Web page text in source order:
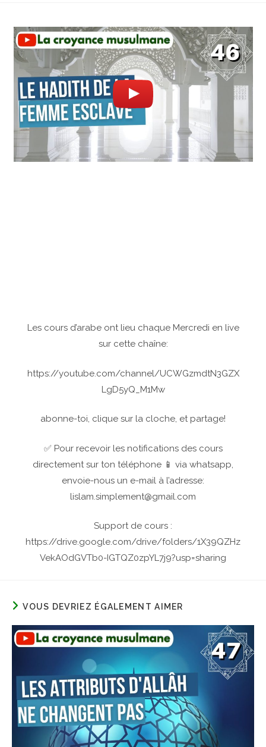
Les cours d’arabe ont lieu chaque Mercredi en live
sur cette chaîne:
https://youtube.com/channel/UCWGzmdtN3GZX
LgD5yQ_M1Mw
abonne-toi, clique sur la cloche, et partage!
✅ Pour recevoir les notifications des cours
directement sur ton téléphone 📱 via whatsapp,
envoie-nous un e-mail à l’adresse:
lislam.simplement@gmail.com
Support de cours :
https://drive.google.com/drive/folders/1X39QZHz
VekAOdGVTb0-IGTQZ0zpYL7j9?usp=sharing
VOUS DEVRIEZ ÉGALEMENT AIMER